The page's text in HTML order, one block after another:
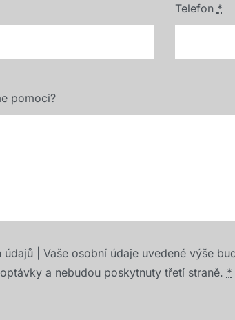
Telefon *
pomoci?
údajů | Vaše osobní údaje uvedené výše
a nebudou poskytnuty třetí straně. *